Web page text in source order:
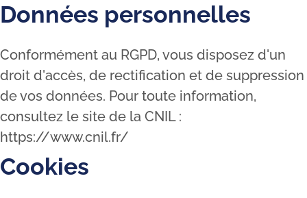
Données personnelles
Conformément au RGPD, vous disposez d'un
droit d'accès, de rectification et de suppression
de vos données. Pour toute information,
consultez le site de la CNIL :
https://www.cnil.fr/
Cookies